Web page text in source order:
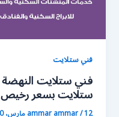
فني ستلايت
ستلايت بسعر رخيص
ammar ammar/12 مارس، 2020